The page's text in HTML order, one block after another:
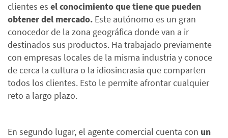
clientes es el conocimiento que tiene que pueden
obtener del mercado. Este autónomo es un gran
conocedor de la zona geográfica donde van a ir
destinados sus productos. Ha trabajado previamente
con empresas locales de la misma industria y conoce
de cerca la cultura o la idiosincrasia que comparten
todos los clientes. Esto le permite afrontar cualquier
reto a largo plazo.
En segundo lugar, el agente comercial cuenta con un